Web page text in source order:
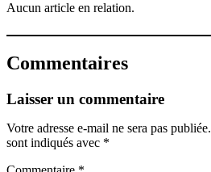
Aucun article en relation.
Commentaires
Laisser un commentaire
Votre adresse e-mail ne sera pas publiée.
sont indiqués avec *